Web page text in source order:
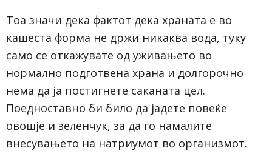
Тоа значи дека фактот дека храната е во
кашеста форма не држи никаква вода, туку
само се откажувате од уживањето во
нормално подготвена храна и долгорочно
нема да ја постигнете саканата цел.
Поедноставно би било да јадете повеќе
овошје и зеленчук, за да го намалите
внесувањето на натриумот во организмот.